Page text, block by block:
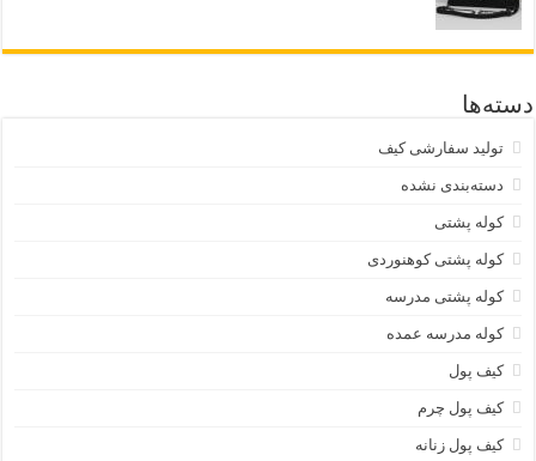
دسته‌ها
تولید سفارشی کیف
دسته‌بندی نشده
کوله پشتی
کوله پشتی کوهنوردی
کوله پشتی مدرسه
کوله مدرسه عمده
کیف پول
کیف پول چرم
کیف پول زنانه